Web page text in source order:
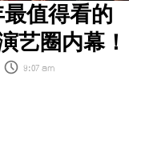
值得看的
艺圈内幕！
9:07 am